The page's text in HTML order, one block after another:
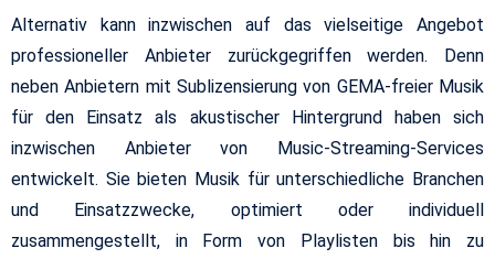
Alternativ kann inzwischen auf das vielseitige Angebot
professioneller Anbieter zurückgegriffen werden. Denn
neben Anbietern mit Sublizensierung von GEMA-freier Musik
für den Einsatz als akustischer Hintergrund haben sich
inzwischen Anbieter von Music-Streaming-Services
entwickelt. Sie bie­ten Musik für unterschiedliche Branchen
und Einsatzzwecke, optimiert oder individuell
zusammengestellt, in Form von Playlisten bis hin zu